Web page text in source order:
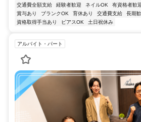
交通費全額支給
経験者歓迎 ネイルOK 有資格者歓
賞与あり
ブランクOK 育休あり 交通費支給 長期
資格取得手当あり
ピアスOK 土日祝休み
アルバイト・パート